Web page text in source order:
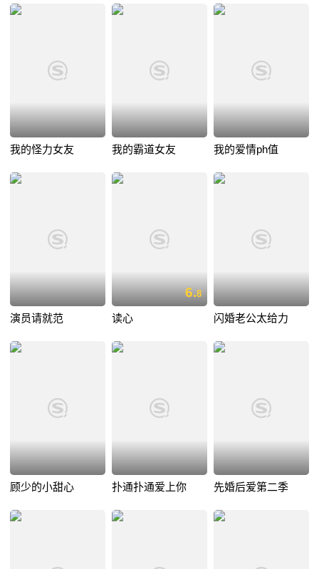
我的怪力女友 我的霸道女友 我的爱情ph值
演员请就范
6.8
读心 闪婚老公太给力
顾少的小甜心 扑通扑通爱上你 先婚后爱第二季